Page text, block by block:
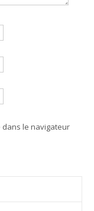
dans le navigateur